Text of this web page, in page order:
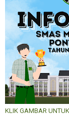
KLIK GAMBAR